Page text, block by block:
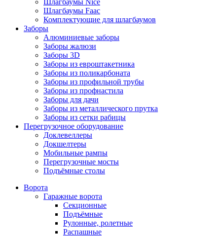
Шлагбаумы Faac
Комплектующие для шлагбаумов
Заборы
Алюминиевые заборы
Заборы жалюзи
Заборы 3D
Заборы из евроштакетника
Заборы из поликарбоната
Заборы из профильной трубы
Заборы из профнастила
Заборы для дачи
Заборы из металлического прутка
Заборы из сетки рабицы
Перегрузочное оборудование
Доклевеллеры
Докшелтеры
Мобильные рампы
Перегрузочные мосты
Подъёмные столы
Ворота
Гаражные ворота
Секционные
Подъёмные
Рулонные, ролетные
Распашные